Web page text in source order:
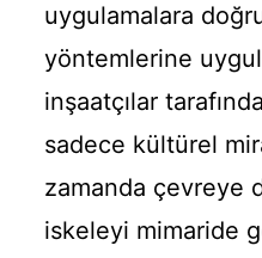
uygulamalara
yöntemlerine
inşaatçılar
sadece kültürel
zamanda çevreye
iskeleyi mimaride